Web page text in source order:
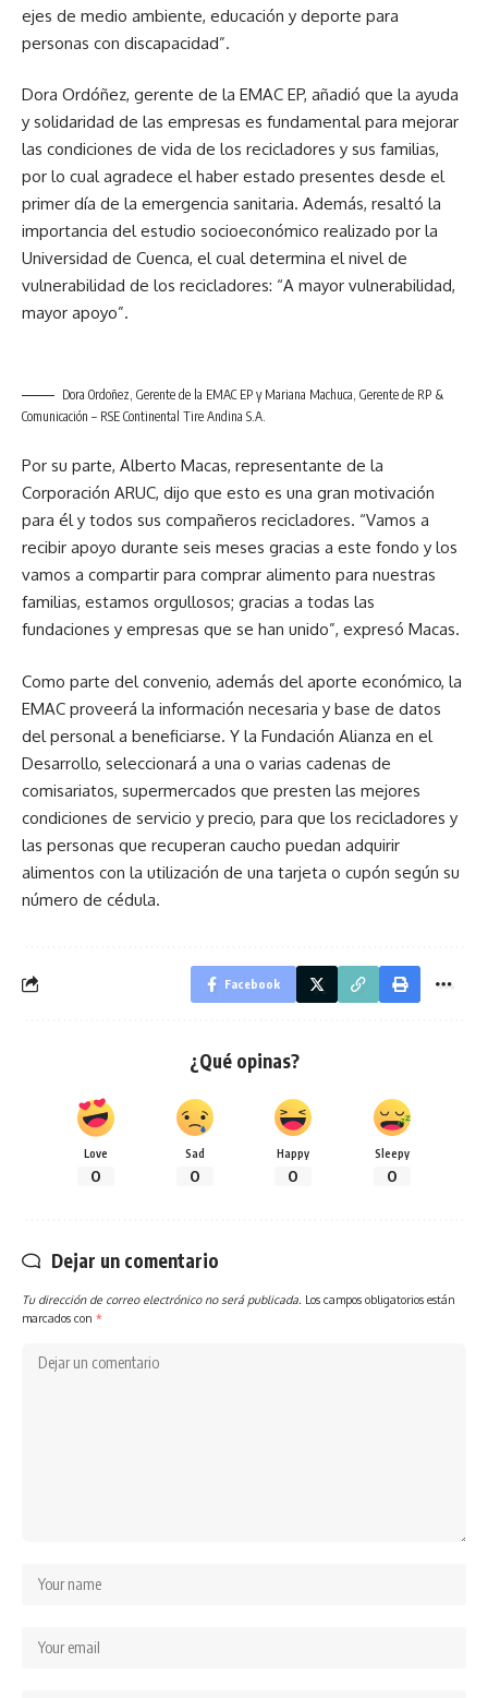
ejes de medio ambiente, educación y deporte para
personas con discapacidad”.
Dora Ordóñez, gerente de la EMAC EP, añadió que la ayuda
y solidaridad de las empresas es fundamental para mejorar
las condiciones de vida de los recicladores y sus familias,
por lo cual agradece el haber estado presentes desde el
primer día de la emergencia sanitaria. Además, resaltó la
importancia del estudio socioeconómico realizado por la
Universidad de Cuenca, el cual determina el nivel de
vulnerabilidad de los recicladores: “A mayor vulnerabilidad,
mayor apoyo”.
Dora Ordoñez, Gerente de la EMAC EP y Mariana Machuca, Gerente de RP &
Comunicación – RSE Continental Tire Andina S.A.
Por su parte, Alberto Macas, representante de la
Corporación ARUC, dijo que esto es una gran motivación
para él y todos sus compañeros recicladores. “Vamos a
recibir apoyo durante seis meses gracias a este fondo y los
vamos a compartir para comprar alimento para nuestras
familias, estamos orgullosos; gracias a todas las
fundaciones y empresas que se han unido”, expresó Macas.
Como parte del convenio, además del aporte económico, la
EMAC proveerá la información necesaria y base de datos
del personal a beneficiarse. Y la Fundación Alianza en el
Desarrollo, seleccionará a una o varias cadenas de
comisariatos, supermercados que presten las mejores
condiciones de servicio y precio, para que los recicladores y
las personas que recuperan caucho puedan adquirir
alimentos con la utilización de una tarjeta o cupón según su
número de cédula.
Facebook
¿Qué opinas?
Love
0
Sad
0
Happy
0
Sleepy
0
Dejar un comentario
Tu dirección de correo electrónico no será publicada. Los campos obligatorios están
marcados con *